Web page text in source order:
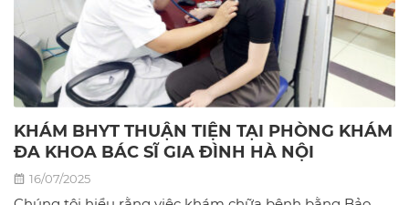
KHÁM BHYT THUẬN TIỆN TẠI PHÒNG KHÁM
ĐA KHOA BÁC SĨ GIA ĐÌNH HÀ NỘI
16/07/2025